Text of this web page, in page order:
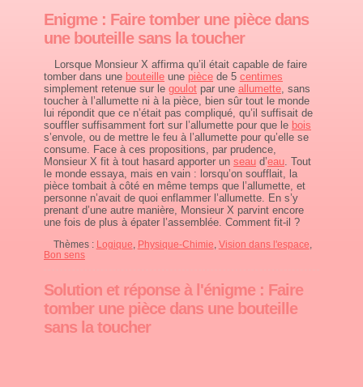
Enigme : Faire tomber une pièce dans
une bouteille sans la toucher
Lorsque Monsieur X affirma qu’il était capable de faire
tomber dans une bouteille une pièce de 5 centimes
simplement retenue sur le goulot par une allumette, sans
toucher à l’allumette ni à la pièce, bien sûr tout le monde
lui répondit que ce n’était pas compliqué, qu’il suffisait de
souffler suffisamment fort sur l’allumette pour que le bois
s’envole, ou de mettre le feu à l’allumette pour qu’elle se
consume. Face à ces propositions, par prudence,
Monsieur X fit à tout hasard apporter un seau d’eau. Tout
le monde essaya, mais en vain : lorsqu’on soufflait, la
pièce tombait à côté en même temps que l’allumette, et
personne n’avait de quoi enflammer l’allumette. En s’y
prenant d’une autre manière, Monsieur X parvint encore
une fois de plus à épater l’assemblée. Comment fit-il ?
Thèmes : Logique Physique-Chimie Vision dans l'espace
Bon sens
Solution et réponse à l'énigme : Faire
tomber une pièce dans une bouteille
sans la toucher